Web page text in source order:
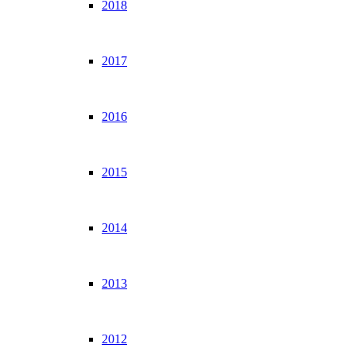
2018
2017
2016
2015
2014
2013
2012